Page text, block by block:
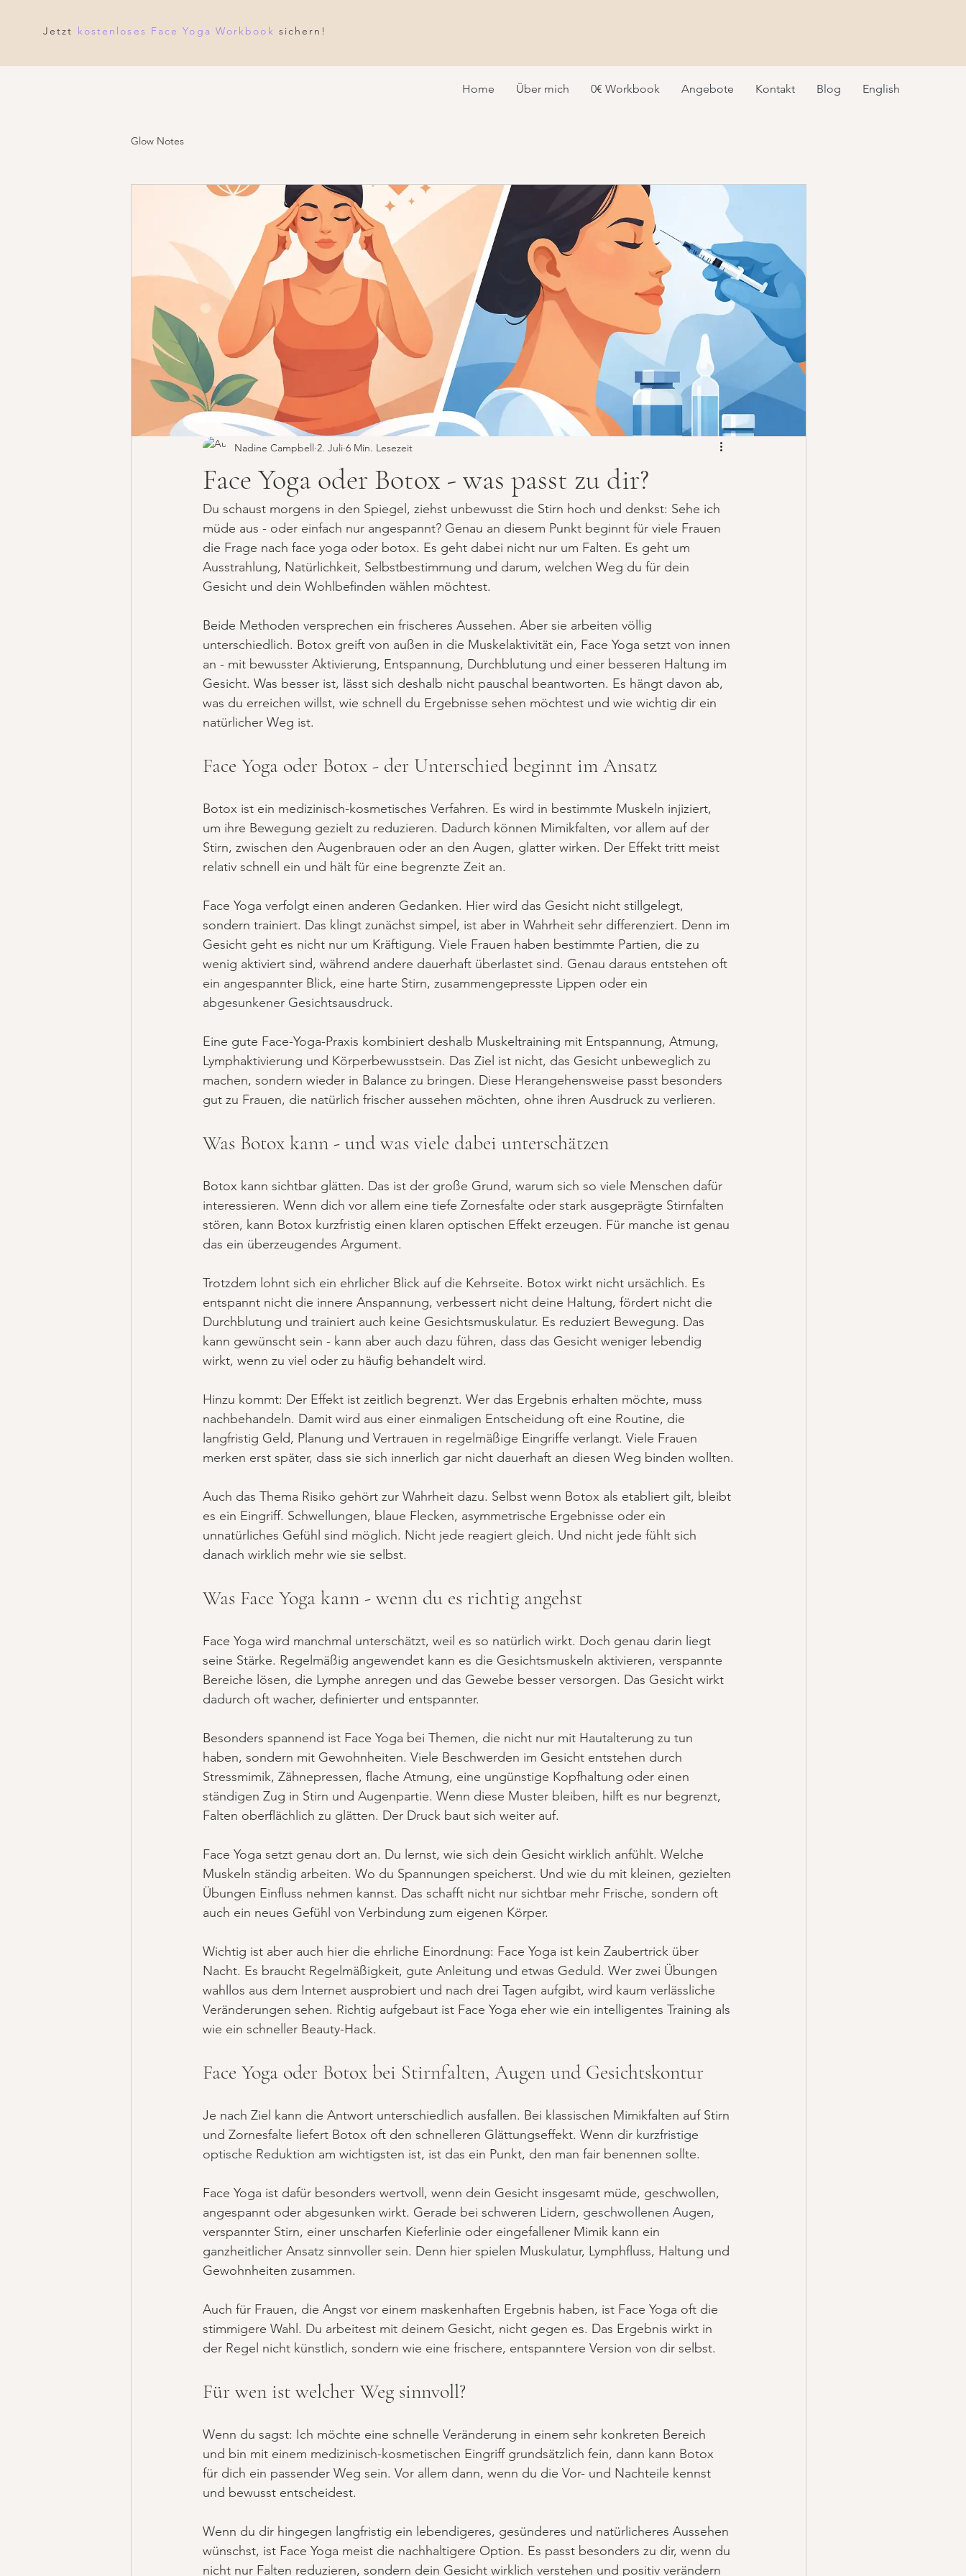
Jetzt kostenloses Face Yoga Workbook sichern!
Home Über mich 0€ Workbook Angebote Kontakt Blog English
Glow Notes
Face Yoga oder Botox - was passt zu dir?
Nadine Campbell 2. Juli 6 Min. Lesezeit
Du schaust morgens in den Spiegel, ziehst unbewusst die Stirn hoch und denkst: Sehe ich
müde aus - oder einfach nur angespannt? Genau an diesem Punkt beginnt für viele Frauen
die Frage nach face yoga oder botox. Es geht dabei nicht nur um Falten. Es geht um
Ausstrahlung, Natürlichkeit, Selbstbestimmung und darum, welchen Weg du für dein
Gesicht und dein Wohlbefinden wählen möchtest.
Beide Methoden versprechen ein frischeres Aussehen. Aber sie arbeiten völlig
unterschiedlich. Botox greift von außen in die Muskelaktivität ein, Face Yoga setzt von innen
an - mit bewusster Aktivierung, Entspannung, Durchblutung und einer besseren Haltung im
Gesicht. Was besser ist, lässt sich deshalb nicht pauschal beantworten. Es hängt davon ab,
was du erreichen willst, wie schnell du Ergebnisse sehen möchtest und wie wichtig dir ein
natürlicher Weg ist.
Face Yoga oder Botox - der Unterschied beginnt im Ansatz
Botox ist ein medizinisch-kosmetisches Verfahren. Es wird in bestimmte Muskeln injiziert,
um ihre Bewegung gezielt zu reduzieren. Dadurch können Mimikfalten, vor allem auf der
Stirn, zwischen den Augenbrauen oder an den Augen, glatter wirken. Der Effekt tritt meist
relativ schnell ein und hält für eine begrenzte Zeit an.
Face Yoga verfolgt einen anderen Gedanken. Hier wird das Gesicht nicht stillgelegt,
sondern trainiert. Das klingt zunächst simpel, ist aber in Wahrheit sehr differenziert. Denn im
Gesicht geht es nicht nur um Kräftigung. Viele Frauen haben bestimmte Partien, die zu
wenig aktiviert sind, während andere dauerhaft überlastet sind. Genau daraus entstehen oft
ein angespannter Blick, eine harte Stirn, zusammengepresste Lippen oder ein
abgesunkener Gesichtsausdruck.
Eine gute Face-Yoga-Praxis kombiniert deshalb Muskeltraining mit Entspannung, Atmung,
Lymphaktivierung und Körperbewusstsein. Das Ziel ist nicht, das Gesicht unbeweglich zu
machen, sondern wieder in Balance zu bringen. Diese Herangehensweise passt besonders
gut zu Frauen, die natürlich frischer aussehen möchten, ohne ihren Ausdruck zu verlieren.
Was Botox kann - und was viele dabei unterschätzen
Botox kann sichtbar glätten. Das ist der große Grund, warum sich so viele Menschen dafür
interessieren. Wenn dich vor allem eine tiefe Zornesfalte oder stark ausgeprägte Stirnfalten
stören, kann Botox kurzfristig einen klaren optischen Effekt erzeugen. Für manche ist genau
das ein überzeugendes Argument.
Trotzdem lohnt sich ein ehrlicher Blick auf die Kehrseite. Botox wirkt nicht ursächlich. Es
entspannt nicht die innere Anspannung, verbessert nicht deine Haltung, fördert nicht die
Durchblutung und trainiert auch keine Gesichtsmuskulatur. Es reduziert Bewegung. Das
kann gewünscht sein - kann aber auch dazu führen, dass das Gesicht weniger lebendig
wirkt, wenn zu viel oder zu häufig behandelt wird.
Hinzu kommt: Der Effekt ist zeitlich begrenzt. Wer das Ergebnis erhalten möchte, muss
nachbehandeln. Damit wird aus einer einmaligen Entscheidung oft eine Routine, die
langfristig Geld, Planung und Vertrauen in regelmäßige Eingriffe verlangt. Viele Frauen
merken erst später, dass sie sich innerlich gar nicht dauerhaft an diesen Weg binden wollten.
Auch das Thema Risiko gehört zur Wahrheit dazu. Selbst wenn Botox als etabliert gilt, bleibt
es ein Eingriff. Schwellungen, blaue Flecken, asymmetrische Ergebnisse oder ein
unnatürliches Gefühl sind möglich. Nicht jede reagiert gleich. Und nicht jede fühlt sich
danach wirklich mehr wie sie selbst.
Was Face Yoga kann - wenn du es richtig angehst
Face Yoga wird manchmal unterschätzt, weil es so natürlich wirkt. Doch genau darin liegt
seine Stärke. Regelmäßig angewendet kann es die Gesichtsmuskeln aktivieren, verspannte
Bereiche lösen, die Lymphe anregen und das Gewebe besser versorgen. Das Gesicht wirkt
dadurch oft wacher, definierter und entspannter.
Besonders spannend ist Face Yoga bei Themen, die nicht nur mit Hautalterung zu tun
haben, sondern mit Gewohnheiten. Viele Beschwerden im Gesicht entstehen durch
Stressmimik, Zähnepressen, flache Atmung, eine ungünstige Kopfhaltung oder einen
ständigen Zug in Stirn und Augenpartie. Wenn diese Muster bleiben, hilft es nur begrenzt,
Falten oberflächlich zu glätten. Der Druck baut sich weiter auf.
Face Yoga setzt genau dort an. Du lernst, wie sich dein Gesicht wirklich anfühlt. Welche
Muskeln ständig arbeiten. Wo du Spannungen speicherst. Und wie du mit kleinen, gezielten
Übungen Einfluss nehmen kannst. Das schafft nicht nur sichtbar mehr Frische, sondern oft
auch ein neues Gefühl von Verbindung zum eigenen Körper.
Wichtig ist aber auch hier die ehrliche Einordnung: Face Yoga ist kein Zaubertrick über
Nacht. Es braucht Regelmäßigkeit, gute Anleitung und etwas Geduld. Wer zwei Übungen
wahllos aus dem Internet ausprobiert und nach drei Tagen aufgibt, wird kaum verlässliche
Veränderungen sehen. Richtig aufgebaut ist Face Yoga eher wie ein intelligentes Training als
wie ein schneller Beauty-Hack.
Face Yoga oder Botox bei Stirnfalten, Augen und Gesichtskontur
Je nach Ziel kann die Antwort unterschiedlich ausfallen. Bei klassischen Mimikfalten auf Stirn
und Zornesfalte liefert Botox oft den schnelleren Glättungseffekt. Wenn dir kurzfristige
optische Reduktion am wichtigsten ist, ist das ein Punkt, den man fair benennen sollte.
Face Yoga ist dafür besonders wertvoll, wenn dein Gesicht insgesamt müde, geschwollen,
angespannt oder abgesunken wirkt. Gerade bei schweren Lidern, geschwollenen Augen,
verspannter Stirn, einer unscharfen Kieferlinie oder eingefallener Mimik kann ein
ganzheitlicher Ansatz sinnvoller sein. Denn hier spielen Muskulatur, Lymphfluss, Haltung und
Gewohnheiten zusammen.
Auch für Frauen, die Angst vor einem maskenhaften Ergebnis haben, ist Face Yoga oft die
stimmigere Wahl. Du arbeitest mit deinem Gesicht, nicht gegen es. Das Ergebnis wirkt in
der Regel nicht künstlich, sondern wie eine frischere, entspanntere Version von dir selbst.
Für wen ist welcher Weg sinnvoll?
Wenn du sagst: Ich möchte eine schnelle Veränderung in einem sehr konkreten Bereich
und bin mit einem medizinisch-kosmetischen Eingriff grundsätzlich fein, dann kann Botox
für dich ein passender Weg sein. Vor allem dann, wenn du die Vor- und Nachteile kennst
und bewusst entscheidest.
Wenn du dir hingegen langfristig ein lebendigeres, gesünderes und natürlicheres Aussehen
wünschst, ist Face Yoga meist die nachhaltigere Option. Es passt besonders zu dir, wenn du
nicht nur Falten reduzieren, sondern dein Gesicht wirklich verstehen und positiv verändern